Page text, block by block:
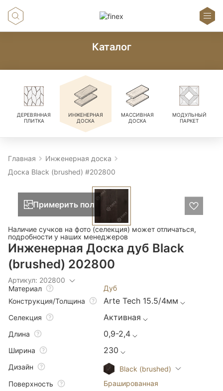
Каталог
ДЕРЕВЯННАЯ
ПЛИТКА
ИНЖЕНЕРНАЯ
ДОСКА
МАССИВНАЯ
ДОСКА
МОДУЛЬНЫЙ
ПАРКЕТ
Главная
Инженерная доска
Доска Black (brushed) #202800
Примерить пол
Наличие сучков на фото (селекция) может отличаться,
подробности у наших менеджеров
Инженерная Доска дуб Black
(brushed) 202800
Артикул: 202800
Материал
Дуб
Конструкция/Толщина
Arte Tech 15.5/4мм
Селекция Активная
Длина 0,9-2,4
Ширина 230
Дизайн
Black (brushed)
Поверхность
Брашированная